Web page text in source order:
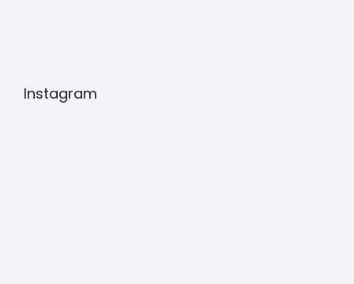
Instagram